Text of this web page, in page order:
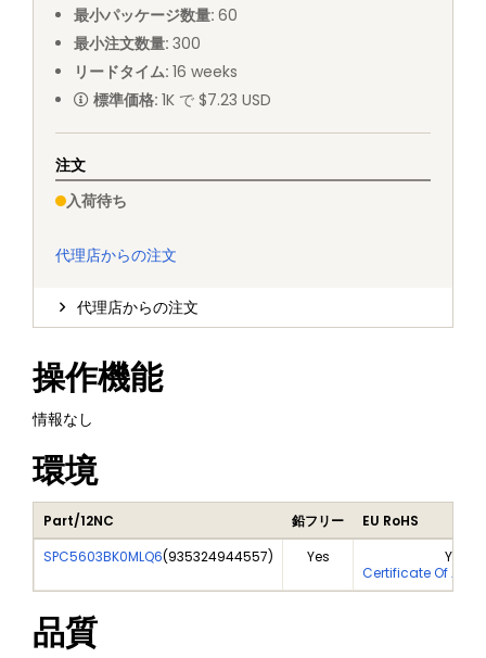
最小パッケージ数量: 60
最小注文数量: 300
リードタイム: 16 weeks
標準価格: 1K で $7.23 USD
注文
入荷待ち
代理店からの注文
代理店からの注文
操作機能
情報なし
環境
Part/12NC 鉛フリー
EU RoHS
SPC5603BK0MLQ6(935324944557) Yes
Yes
Certificate Of
品質